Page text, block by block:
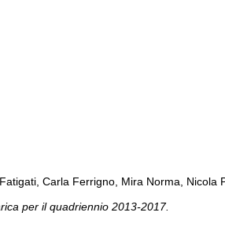
Carla Ferrigno, Mira Norma, Nicola
per il quadriennio 2013-2017.